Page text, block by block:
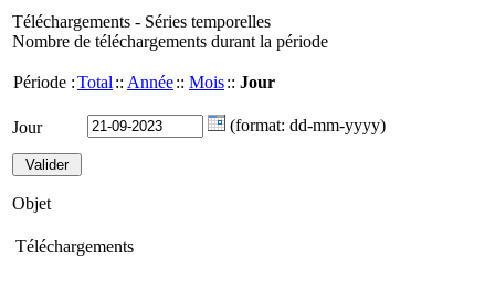
Téléchargements - Séries temporelles
Nombre de téléchargements durant la période
Période :Total :: Année:: Mois:: Jour
Jour (format: dd-mm-yyyy)
Objet
Téléchargements